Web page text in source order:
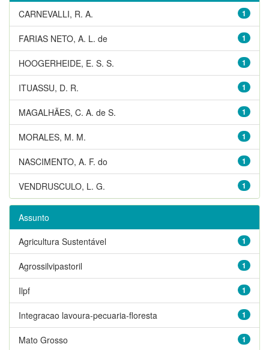
1
CARNEVALLI, R. A.
1
FARIAS NETO, A. L. de
1
HOOGERHEIDE, E. S. S.
1
ITUASSU, D. R.
1
MAGALHÃES, C. A. de S.
1
MORALES, M. M.
1
NASCIMENTO, A. F. do
1
VENDRUSCULO, L. G.
Assunto
1
Agricultura Sustentável
1
Agrossilvipastoril
1
Ilpf
1
Integracao lavoura-pecuaria-floresta
1
Mato Grosso